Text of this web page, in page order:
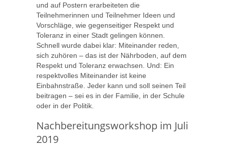
und auf Postern erarbeiteten die
Teilnehmerinnen und Teilnehmer Ideen und
Vorschläge, wie gegenseitiger Respekt und
Toleranz in einer Stadt gelingen können.
Schnell wurde dabei klar: Miteinander reden,
sich zuhören – das ist der Nährboden, auf dem
Respekt und Toleranz erwachsen. Und: Ein
respektvolles Miteinander ist keine
Einbahnstraße. Jeder kann und soll seinen Teil
beitragen – sei es in der Familie, in der Schule
oder in der Politik.
Nachbereitungsworkshop im Juli
2019